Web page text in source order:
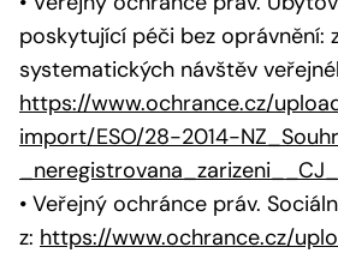
poskytující péči bez oprávnění:
systematických návštěv
https://www.ochrance.cz/
import/ESO/28-2014-
• Veřejný ochránce práv.
z: https://www.ochrance.cz/